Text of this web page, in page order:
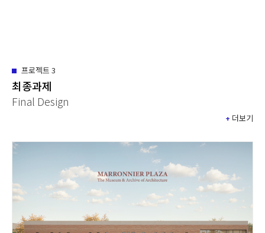
프로젝트 3
최종과제
Final Design
+ 더보기